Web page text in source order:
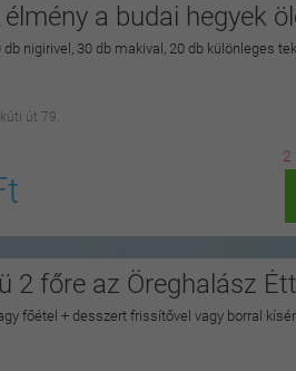
a budai hegyek
nigirivel, 30 db makival, 20 db különleges
út 79.
2
2 főre az Öreghalász
főétel + desszert frissítővel vagy borral